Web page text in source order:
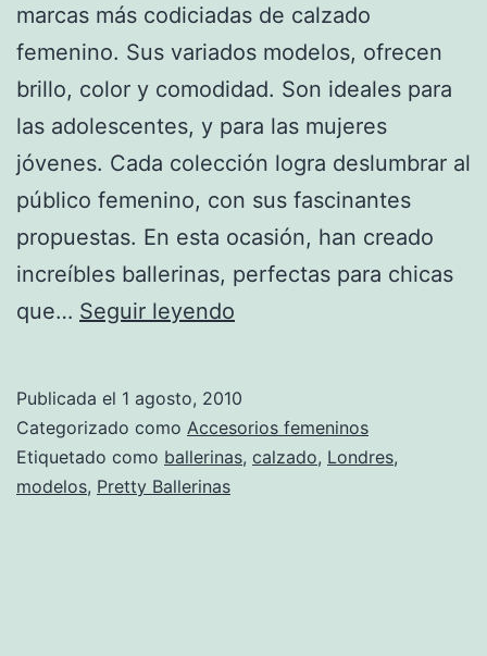
marcas más codiciadas de calzado
femenino. Sus variados modelos, ofrecen
brillo, color y comodidad. Son ideales para
las adolescentes, y para las mujeres
jóvenes. Cada colección logra deslumbrar al
público femenino, con sus fascinantes
propuestas. En esta ocasión, han creado
increíbles ballerinas, perfectas para chicas
que… Seguir leyendo
modelos
para
Publicada el 1 agosto, 2010
Categorizado como Accesorios femeninos
Etiquetado como ballerinas, calzado, Londres,
modelos, Pretty Ballerinas